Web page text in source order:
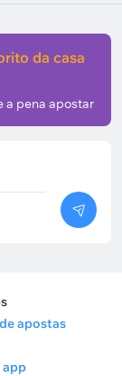
da casa
a pena apostar
apostas
app